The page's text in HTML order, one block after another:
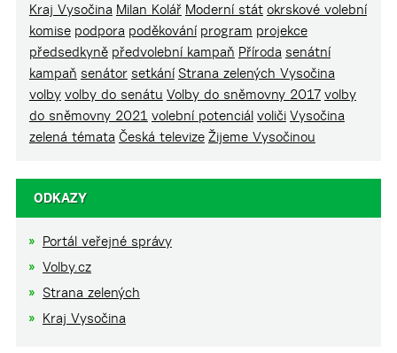
Kraj Vysočina Milan Kolář Moderní stát okrskové volební
komise podpora poděkování program projekce
předsedkyně předvolební kampaň Příroda senátní
kampaň senátor setkání Strana zelených Vysočina
volby volby do senátu Volby do sněmovny 2017 volby
do sněmovny 2021 volební potenciál voliči Vysočina
zelená témata Česká televize Žijeme Vysočinou
ODKAZY
Portál veřejné správy
Volby.cz
Strana zelených
Kraj Vysočina